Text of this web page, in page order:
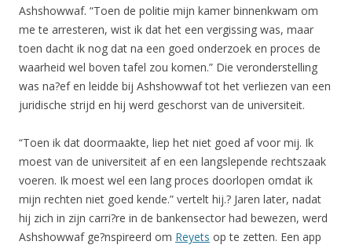
Ashshowwaf. “Toen de politie mijn kamer binnenkwam om
me te arresteren, wist ik dat het een vergissing was, maar
toen dacht ik nog dat na een goed onderzoek en proces de
waarheid wel boven tafel zou komen.” Die veronderstelling
was na?ef en leidde bij Ashshowwaf tot het verliezen van een
juridische strijd en hij werd geschorst van de universiteit.
“Toen ik dat doormaakte, liep het niet goed af voor mij. Ik
moest van de universiteit af en een langslepende rechtszaak
voeren. Ik moest wel een lang proces doorlopen omdat ik
mijn rechten niet goed kende.” vertelt hij.? Jaren later, nadat
hij zich in zijn carri?re in de bankensector had bewezen, werd
Ashshowwaf ge?nspireerd om Reyets op te zetten. Een app